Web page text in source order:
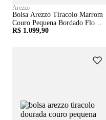
Arezzo
Bolsa Arezzo Tiracolo Marrom
Couro Pequena Bordado Floral
Pedraria
R$ 1.099,90